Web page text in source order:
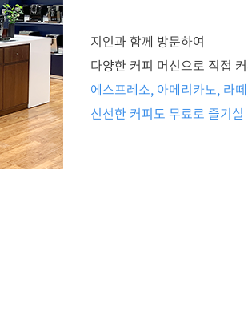
지인과 함께 방문하여
다양한 커피 머신으로 직접
에스프레소, 아메리카노, 라
신선한 커피도 무료로 즐기